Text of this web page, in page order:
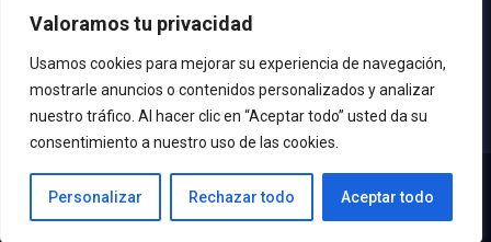
Valoramos tu privacidad
Usamos cookies para mejorar su experiencia de navegación,
mostrarle anuncios o contenidos personalizados y analizar
nuestro tráfico. Al hacer clic en “Aceptar todo” usted da su
consentimiento a nuestro uso de las cookies.
Personalizar Rechazar todo Aceptar todo
juventud@estepona.es
© 2020 Delegación de Juventud